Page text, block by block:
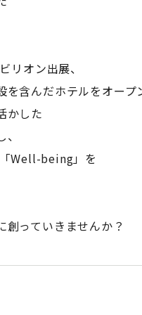
リオン出展、
を含んだホテルをオープ
かした
Well-being」を
っていきませんか？